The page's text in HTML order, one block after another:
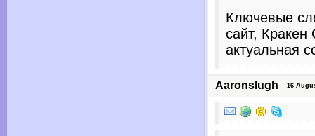
Ключевые
сайт,
актуальная
Aaronslugh 16